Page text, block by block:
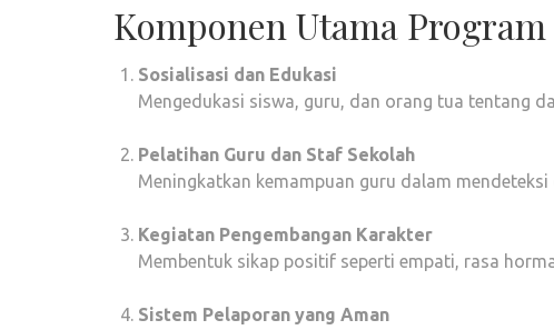
Komponen Utama
Sosialisasi dan Edukasi
Mengedukasi siswa, guru, dan orang tua tentang
Pelatihan Guru dan Staf Sekolah
Meningkatkan kemampuan guru dalam
Kegiatan Pengembangan Karakter
Membentuk sikap positif seperti empati, rasa
Sistem Pelaporan yang Aman